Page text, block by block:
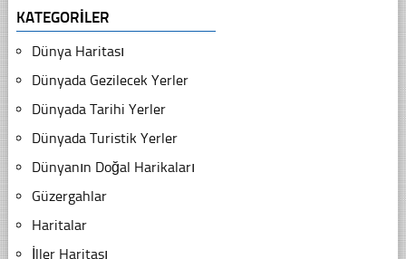
KATEGORILER
Dünya Haritası
Dünyada Gezilecek Yerler
Dünyada Tarihi Yerler
Dünyada Turistik Yerler
Dünyanın Doğal Harikaları
Güzergahlar
Haritalar
İller Haritası